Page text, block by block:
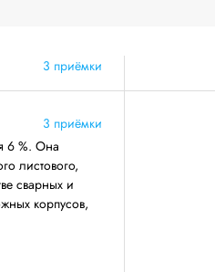
3 приёмки
3 приёмки
6 %. Она
листового,
сварных и
корпусов,